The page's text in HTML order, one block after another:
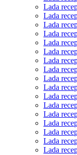
Lada
Lada
Lada
Lada
Lada
Lada
Lada
Lada
Lada
Lada
Lada
Lada
Lada
Lada
Lada
Lada
Lada